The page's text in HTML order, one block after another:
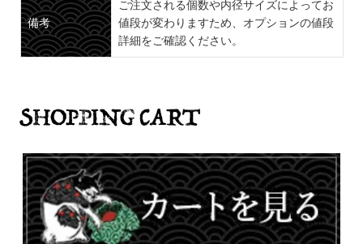
備考
ご注文される個数や内径サイズによってお
値段が変わりますため、オプションの値段
詳細をご確認ください。